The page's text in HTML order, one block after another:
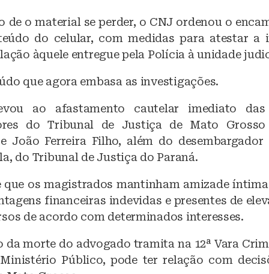
de o material se perder, o CNJ ordenou o
do celular, com medidas para atestar a
àquele entregue pela Polícia à unidade
que agora embasa as investigações.
ao afastamento cautelar imediato
do Tribunal de Justiça de Mato Grosso
João Ferreira Filho, além do desembargador
do Tribunal de Justiça do Paraná.
que os magistrados mantinham amizade
financeiras indevidas e presentes de
de acordo com determinados interesses.
da morte do advogado tramita na 12ª Vara
Público, pode ter relação com